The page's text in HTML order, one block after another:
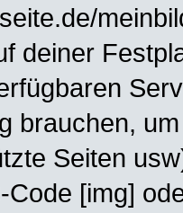
deiner
brauchen,
Seiten
Code [img]